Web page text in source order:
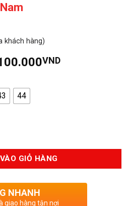
khách hàng)
VNDGiá
44
GIỎ HÀNG
NHANH
giao hàng tận nơi